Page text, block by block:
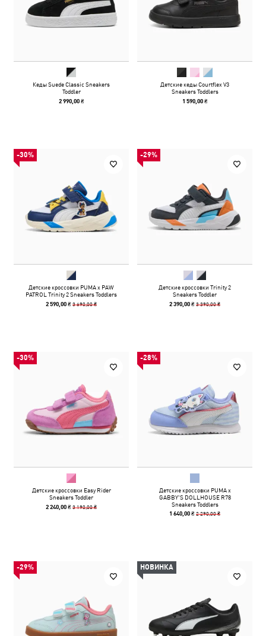
Кеды Suede Classic Sneakers
Toddler
2 990,00 ₴
Детские кеды Courtflex V3
Sneakers Toddlers
1 590,00 ₴
-30%
Детские кроссовки PUMA x PAW
PATROL Trinity 2 Sneakers Toddlers
2 590,00 ₴3 690,00 ₴
-29%
Детские кроссовки Trinity 2
Sneakers Toddler
2 390,00 ₴3 390,00 ₴
-30%
Детские кроссовки Easy Rider
Sneakers Toddler
2 240,00 ₴3 190,00 ₴
-28%
Детские кроссовки PUMA x
GABBY'S DOLLHOUSE R78
Sneakers Toddlers
1 640,00 ₴2 290,00 ₴
-29% НОВИНКА